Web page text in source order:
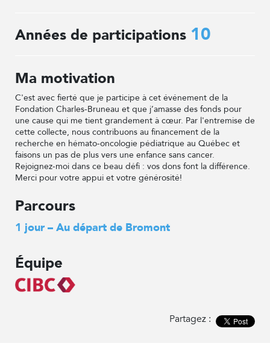
Années de participations 10
Ma motivation
C'est avec fierté que je participe à cet événement de la
Fondation Charles-Bruneau et que j’amasse des fonds pour
une cause qui me tient grandement à cœur. Par l'entremise de
cette collecte, nous contribuons au financement de la
recherche en hémato-oncologie pédiatrique au Québec et
faisons un pas de plus vers une enfance sans cancer.
Rejoignez-moi dans ce beau défi : vos dons font la différence.
Merci pour votre appui et votre générosité!
Parcours
1 jour – Au départ de Bromont
Équipe
Partagez :